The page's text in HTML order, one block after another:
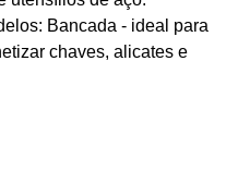
Bancada - ideal para
chaves, alicates e